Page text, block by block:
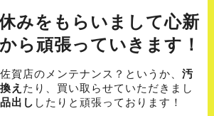
みをもらいまして心新
ら頑張っていきます！
賀店のメンテナンス？というか、 汚
え たり、買い取らせていただきまし
出し したりと頑張っております！